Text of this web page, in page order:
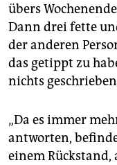
übers
Dann drei fette
der anderen
das getippt zu
nichts
„Da es immer
antworten,
einem Rückstand,